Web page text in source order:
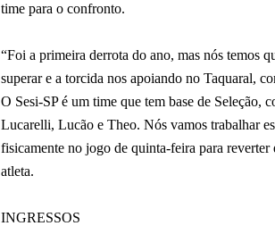
time para o confronto.
“Foi a primeira derrota do ano, mas nós temos
superar e a torcida nos apoiando no Taquaral,
O Sesi-SP é um time que tem base de Seleção,
Lucarelli, Lucão e Theo. Nós vamos trabalhar
fisicamente no jogo de quinta-feira para reverter
atleta.
INGRESSOS